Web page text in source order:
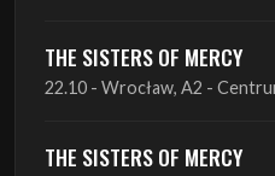
THE SISTERS OF MERCY
22.10 - Wrocław, A2 -
THE SISTERS OF MERCY